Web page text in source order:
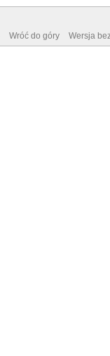
Wróć do góry Wersja